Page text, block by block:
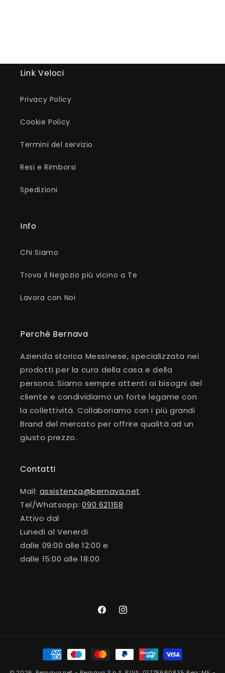
Link Veloci
Privacy Policy
Cookie Policy
Termini del servizio
Resi e Rimborsi
Spedizioni
Info
Chi Siamo
Trova il Negozio più vicino a Te
Lavora con Noi
Perchè Bernava
Azienda storica Messinese, specializzata nei
prodotti per la cura della casa e della
persona. Siamo sempre attenti ai bisogni del
cliente e condividiamo un forte legame con
la collettività. Collaboriamo con i più grandi
Brand del mercato per offrire qualità ad un
giusto prezzo.
Contatti
Mail: assistenza@bernava.net
Tel/Whatsapp:090 621168
Attivo dal
Lunedi al Venerdi
dalle 09:00 alle 12:00 e
dalle 15:00 alle 18:00
FacebookInstagram
Metodi
di